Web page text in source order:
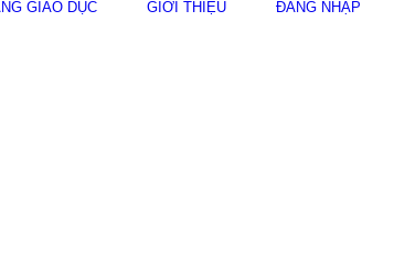
GIÁO DỤC GIỚI THIỆU ĐĂNG NHẬP